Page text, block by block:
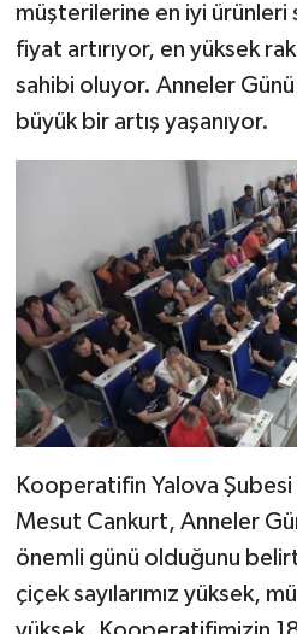
müşterilerine en iyi ürünleri
fiyat artırıyor, en yüksek
sahibi oluyor. Anneler
büyük bir artış yaşanıyor.
Kooperatifin Yalova
Mesut Cankurt, Anneler
önemli günü olduğunu
çiçek sayılarımız yüksek,